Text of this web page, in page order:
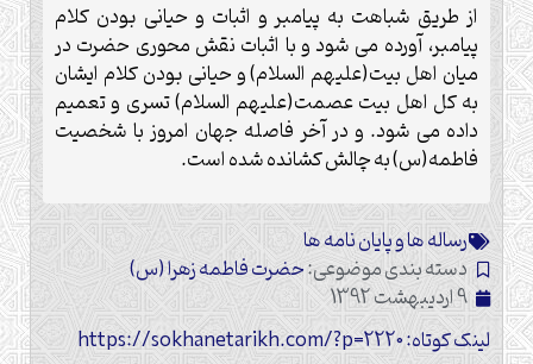
از طریق شباهت به پیامبر و اثبات و حیانی بودن کلام
پیامبر، آورده می شود و با اثبات نقش محوری حضرت در
میان اهل بیت(علیهم السلام) و حیانی بودن کلام ایشان
به کل اهل بیت عصمت(علیهم السلام) تسری و تعمیم
داده می شود. و در آخر فاصله جهان امروز با شخصیت
فاطمه(س) به چالش کشانده شده است.
رساله ها و پایان نامه ها
دسته بندی موضوعی:حضرت فاطمه زهرا (س)
9 اردیبهشت 1392
لینک کوتاه: https://sokhanetarikh.com/?p=2220